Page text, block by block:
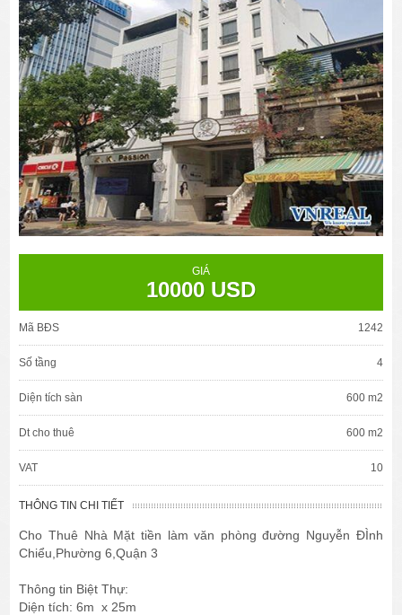
GIÁ
10000 USD
Mã BĐS 1242
Số tầng 4
Diện tích sàn 600 m2
Dt cho thuê 600 m2
VAT 10
THÔNG TIN CHI TIẾT
Cho Thuê Nhà Mặt tiền làm văn phòng đường Nguyễn ĐÌnh
Chiểu,Phường 6,Quận 3
Thông tin Biệt Thự:
Diện tích: 6m x 25m